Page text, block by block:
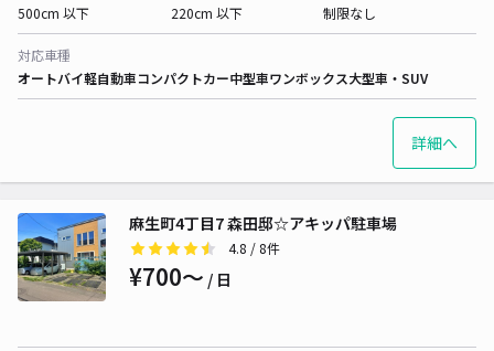
500cm 以下
220cm 以下
制限なし
対応車種
オートバイ軽自動車コンパクトカー中型車ワンボックス大型車・SUV
詳細へ
麻生町4丁目7 森田邸☆アキッパ駐車場
4.8 / 8件
¥700〜 / 日